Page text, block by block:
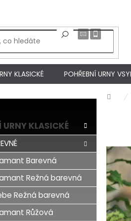
KLASICKÉ POHŘEBNÍ URNY
Domů
URNY KLASICKÉ
Barevná
Režná barevná
Režná barevná
Růžová